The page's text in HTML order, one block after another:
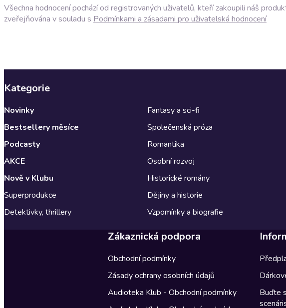
Všechna hodnocení pochází od registrovaných uživatelů, kteří zakoupili náš
zveřejňována v souladu s Podmínkami a zásadami pro uživatelská hodnocení
Kategorie
Novinky
Bestsellery měsíce
Podcasty
AKCE
Nově v Klubu
Superprodukce
Detektivky, thrillery
Fantasy a sci-fi
Společenská próza
Romantika
Osobní rozvoj
Historické romány
Dějiny a historie
Vzpomínky a biografie
Zákaznická podpora
Obchodní podmínky
Zásady ochrany osobních údajů
Audioteka Klub - Obchodní podmínky
Buďte